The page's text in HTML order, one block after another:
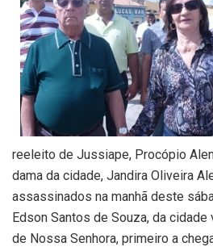
reeleito de Jussiape, Procópio
dama da cidade, Jandira Oliveira
assassinados na manhã deste
Edson Santos de Souza, da
de Nossa Senhora, primeiro a